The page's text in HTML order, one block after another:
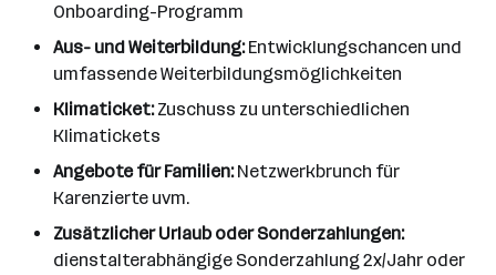
Onboarding-Programm
Aus- und Weiterbildung:Entwicklungschancen und
umfassende Weiterbildungsmöglichkeiten
Klimaticket:Zuschuss zu unterschiedlichen
Klimatickets
Angebote für Familien:Netzwerkbrunch für
Karenzierte uvm.
Zusätzlicher Urlaub oder Sonderzahlungen:
dienstalterabhängige Sonderzahlung 2x/Jahr oder